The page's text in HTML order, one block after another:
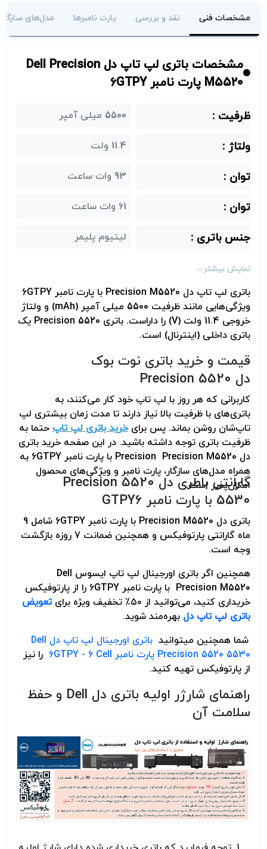
مشخصات فنی نقد و بررسی پارت نامبرها مدل‌های سازگار
مشخصات باتری لپ تاپ دل Dell Precision
M5520 پارت نامبر 6GTPY
ظرفیت : 5500 میلی آمپر
ولتاژ : 11.4 ولت
توان : 93 وات ساعت
توان : 61 وات ساعت
جنس باتری : لیتیوم پلیمر
برند :
نوع باتری : لیتیوم-پلیمر (Li-Polymer)
کیفیت :
HIFIX (بالاترین کیفیت در
پارت نامبر (Part
Number) :
6GTPY
نمایش بیشتر
باتری لپ تاپ دل Precision M5520
با پارت نامبر 6GTPY
ویژگی‌هایی مانند ظرفیت 5500 میلی آمپر (
mAh) و ولتاژ
خروجی 11.4 ولت (
V) را داراست. باتری Precision 5520 یک
باتری داخلی (اینترنال) است.
قیمت و خرید باتری نوت بوک
دل Precision 5520
کاربرانی که هر روز با لپ تاپ خود کار می‌کنند، به
باتری‌های با ظرفیت بالا نیاز دارند تا مدت زمان بیشتری لپ
تاپ‌شان روشن بماند. پس برای خرید باتری لپ تاپ حتما به
ظرفیت باتری توجه داشته باشید. در این صفحه خرید باتری
دل Precision Precision M5520
با پارت نامبر 6GTPY به
همراه مدل‌های سازگار، پارت نامبر و ویژگی‌های محصول
امکان‌پذیر است.
گارانتی باطری دل Precision 5520
5530 با پارت نامبر 6 GTPY
باتری دل Precision M5520 با پارت نامبر 6GTPY شامل 9
ماه گارانتی پارتوفیکس و همچنین ضمانت 7 روزه بازگشت
وجه است.
همچنین اگر باتری اورجینال لپ تاپ ایسوس Dell
Precision M5520
با پارت نامبر 6GTPY را از پارتوفیکس
خریداری کنید، می‌توانید از ۵۰٪ تخفیف ویژه برای
تعویض
باتری لپ تاپ دل بهره‌مند شوید.
شما همچنین می­توانید
باتری اورجینال لپ تاپ دل Dell
Precision 5520 5530 پارت نامبر 6GTPY - 6 Cell
را نیز
از پارتوفیکس تهیه کنید.
راهنمای شارژر اولیه باتری دل Dell و حفظ
سلامت آن